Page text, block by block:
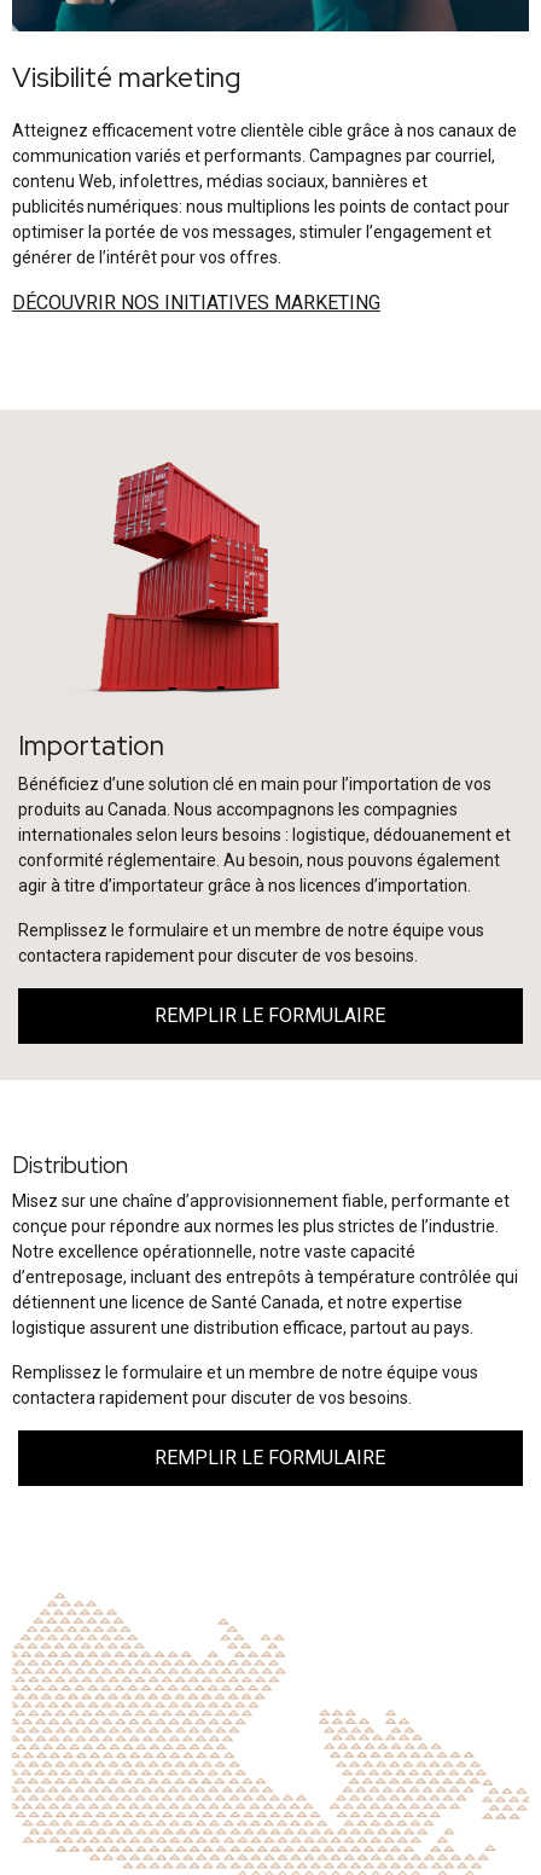
Visibilité marketing
Atteignez efficacement votre clientèle cible grâce à nos canaux de
communication variés et performants. Campagnes par courriel,
contenu Web, infolettres, médias sociaux, bannières et
publicités numériques: nous multiplions les points de contact pour
optimiser la portée de vos messages, stimuler l’engagement et
générer de l’intérêt pour vos offres.
DÉCOUVRIR NOS INITIATIVES MARKETING
Importation
Bénéficiez d’une solution clé en main pour l’importation de vos
produits au Canada. Nous accompagnons les compagnies
internationales selon leurs besoins : logistique, dédouanement et
conformité réglementaire. Au besoin, nous pouvons également
agir à titre d’importateur grâce à nos licences d’importation.
Remplissez le formulaire et un membre de notre équipe vous
contactera rapidement pour discuter de vos besoins.
REMPLIR LE FORMULAIRE
Distribution
Misez sur une chaîne d’approvisionnement fiable, performante et
conçue pour répondre aux normes les plus strictes de l’industrie.
Notre excellence opérationnelle, notre vaste capacité
d’entreposage, incluant des entrepôts à température contrôlée qui
détiennent une licence de Santé Canada, et notre expertise
logistique assurent une distribution efficace, partout au pays.
Remplissez le formulaire et un membre de notre équipe vous
contactera rapidement pour discuter de vos besoins.
REMPLIR LE FORMULAIRE